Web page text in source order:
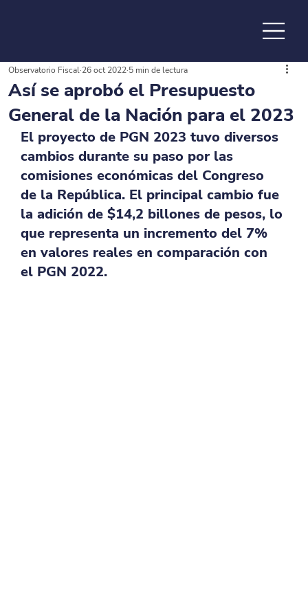
de la
Así se aprobó el Presupuesto
General de la Nación para el 2023
Observatorio Fiscal 26 oct 2022 5 min de lectura
El proyecto de PGN 2023 tuvo diversos
cambios durante su paso por las
comisiones económicas del Congreso
de la República. El principal cambio fue
la adición de $14,2 billones de pesos, lo
que representa un incremento del 7%
en valores reales en comparación con
el PGN 2022.